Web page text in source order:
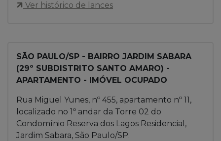
SÃO PAULO/SP - BAIRRO JARDIM SABARA
(29º SUBDISTRITO SANTO AMARO) -
APARTAMENTO - IMÓVEL OCUPADO
Rua Miguel Yunes, nº 455, apartamento nº 11,
localizado no 1º andar da Torre 02 do
Condomínio Reserva dos Lagos Residencial,
Jardim Sabara, São Paulo/SP.
Ver histórico de lances